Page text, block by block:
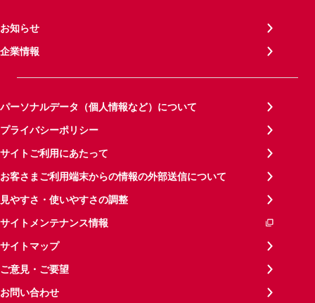
お知らせ
企業情報
パーソナルデータ（個人情報など）について
プライバシーポリシー
サイトご利用にあたって
お客さまご利用端末からの情報の外部送信について
見やすさ・使いやすさの調整
サイトメンテナンス情報
サイトマップ
ご意見・ご要望
お問い合わせ